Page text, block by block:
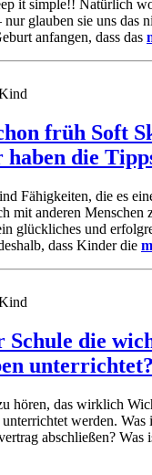
it simple!! Natürlich
glauben sie uns das
anfangen, dass das
früh Soft
die
Fähigkeiten, die es
mit anderen Menschen
glückliches und
dass Kinder die
Schule die
unterrichtet?
hören, das wirklich
werden. Was
abschließen? Was